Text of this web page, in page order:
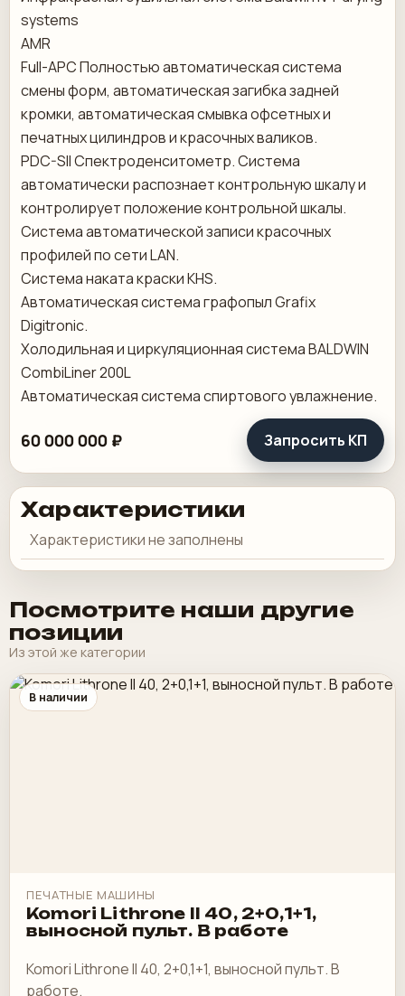
systems
AMR
Full-APC Полностью автоматическая система
смены форм, автоматическая загибка задней
кромки, автоматическая смывка офсетных и
печатных цилиндров и красочных валиков.
PDC-SII Спектроденситометр. Система
автоматически распознает контрольную шкалу и
контролирует положение контрольной шкалы.
Система автоматической записи красочных
профилей по сети LAN.
Система наката краски KHS.
Автоматическая система графопыл Grafix
Digitronic.
Холодильная и циркуляционная система BALDWIN
CombiLiner 200L
Автоматическая система спиртового увлажнение.
60 000 000 ₽ Запросить КП
Характеристики
Характеристики не заполнены
Посмотрите наши другие
позиции
Из этой же категории
В наличии
ПЕЧАТНЫЕ МАШИНЫ
Komori Lithrone II 40, 2+0,1+1,
выносной пульт. В работе
Komori Lithrone II 40, 2+0,1+1, выносной пульт. В
работе.